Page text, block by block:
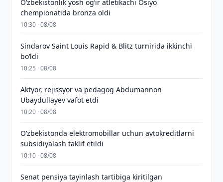
O‘zbekistonlik yosh og‘ir atletikachi Osiyo
chempionatida bronza oldi
10:30 · 08/08
Sindarov Saint Louis Rapid & Blitz turnirida ikkinchi
bo‘ldi
10:25 · 08/08
Aktyor, rejissyor va pedagog Abdumannon
Ubaydullayev vafot etdi
10:20 · 08/08
O‘zbekistonda elektromobillar uchun avtokreditlarni
subsidiyalash taklif etildi
10:10 · 08/08
Senat pensiya tayinlash tartibiga kiritilgan